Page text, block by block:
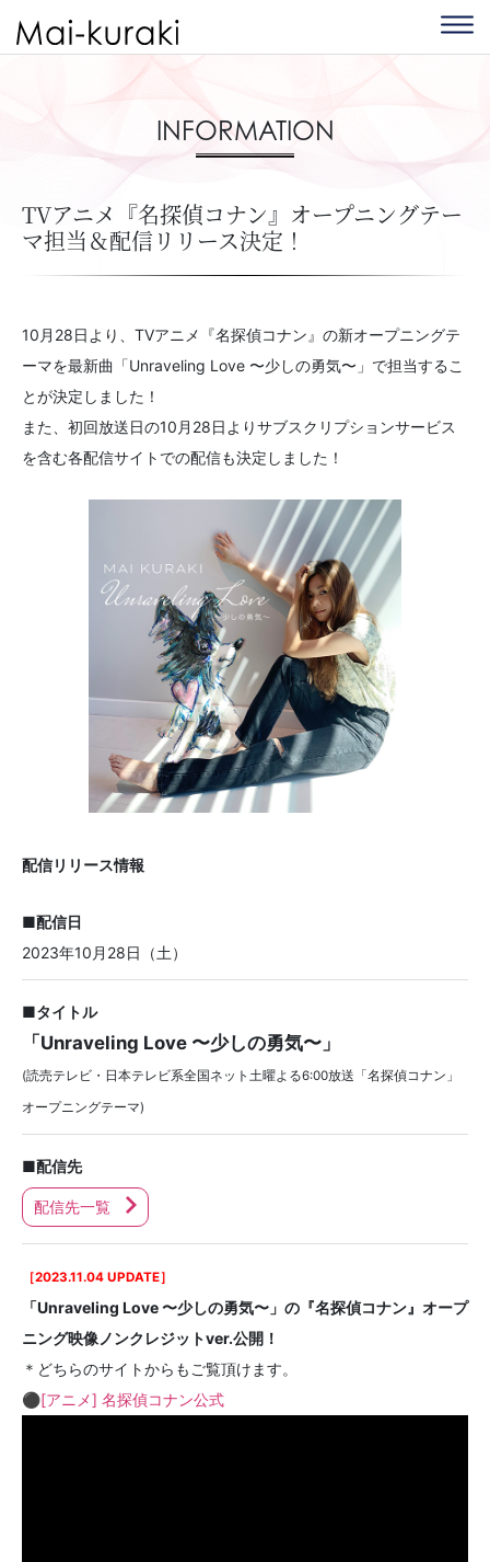
INFORMATION
TVアニメ『名探偵コナン』オープニングテー
マ担当＆配信リリース決定！
10月28日より、TVアニメ『名探偵コナン』の新オープニングテ
ーマを最新曲「Unraveling Love 〜少しの勇気〜」で担当するこ
とが決定しました！
また、初回放送日の10月28日よりサブスクリプションサービス
を含む各配信サイトでの配信も決定しました！
配信リリース情報
■配信日
2023年10月28日（土）
■タイトル
「Unraveling Love 〜少しの勇気〜」
(読売テレビ・日本テレビ系全国ネット土曜よる6:00放送「名探偵コナン」
オープニングテーマ)
■配信先
配信先一覧
［2023.11.04 UPDATE］
「Unraveling Love 〜少しの勇気〜」の『名探偵コナン』オープ
ニング映像ノンクレジットver.公開！
＊どちらのサイトからもご覧頂けます。
⚫︎[アニメ] 名探偵コナン公式